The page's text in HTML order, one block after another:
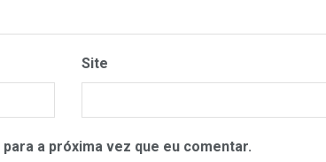
Site
a próxima vez que eu comentar.